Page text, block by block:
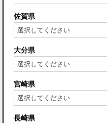
佐賀県
大分県
宮崎県
長崎県